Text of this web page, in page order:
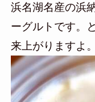
浜名湖名産の浜
ーグルトです。
来上がりますよ。